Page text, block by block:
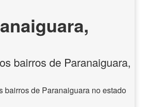
bairros de Paranaiguara,
bairros de Paranaiguara no estado